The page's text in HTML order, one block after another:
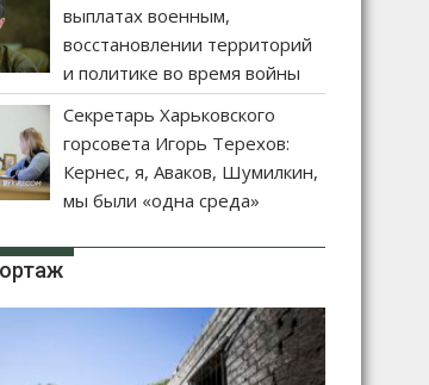
выплатах военным,
восстановлении территорий
и политике во время войны
Секретарь Харьковского
горсовета Игорь Терехов:
Кернес, я, Аваков, Шумилкин,
мы были «одна среда»